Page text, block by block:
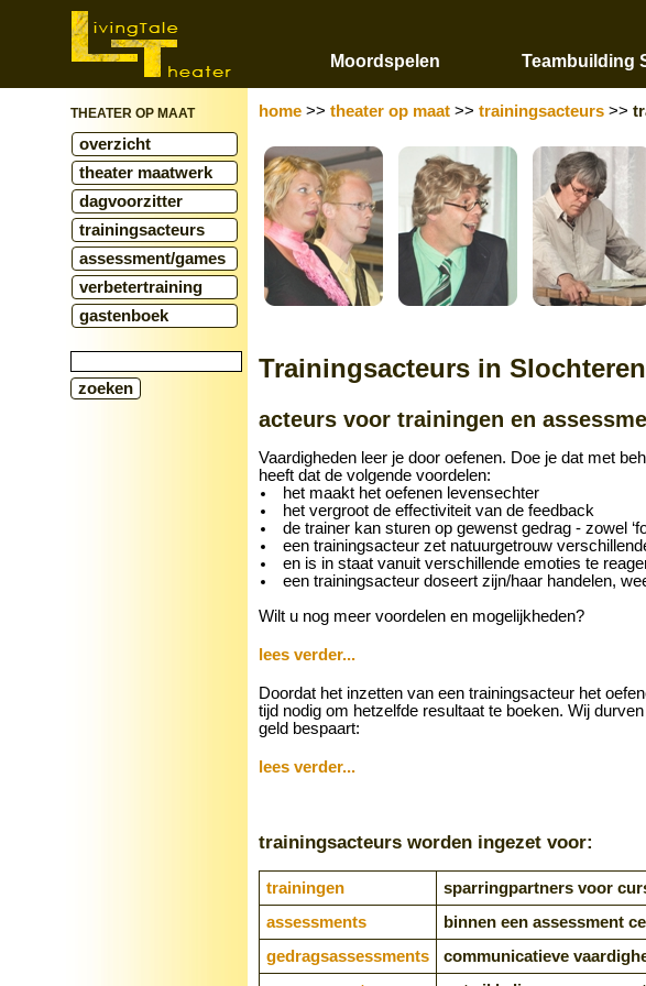
Moordspelen Teambuilding
THEATER OP MAAT
overzicht
theater maatwerk
dagvoorzitter
trainingsacteurs
assessment/games
verbetertraining
gastenboek
home >> theater op maat >> trainingsacteurs >>
Trainingsacteurs in Slochteren
acteurs voor trainingen en
Vaardigheden leer je door oefenen. Doe je dat met
heeft dat de volgende voordelen:
het maakt het oefenen levensechter
het vergroot de effectiviteit van de feedback
de trainer kan sturen op gewenst gedrag - zowel
een trainingsacteur zet natuurgetrouw
en is in staat vanuit verschillende emoties te
een trainingsacteur doseert zijn/haar handelen,
Wilt u nog meer voordelen en mogelijkheden?
lees verder...
Doordat het inzetten van een trainingsacteur het
tijd nodig om hetzelfde resultaat te boeken. Wij
geld bespaart:
lees verder...
trainingsacteurs worden ingezet voor:
trainingen
sparringpartners voor
assessments
binnen een assessment
gedragsassessments
communicatieve